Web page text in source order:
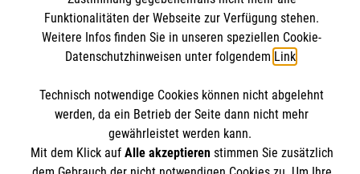
Malteser International
Spendenkonto
Empfänger: Malteser Hilfsdienst e.V.
IBAN: DE02 3706 0120 1201 2148 03
BIC: GENODED1PA7
Pax Bank Köln
Soziale Netzwerke
Der Malteser Hilfsdienst e.V. ist als eingetragene
Funktionalitäten der Webseite zur Verfügung stehen.
Weitere Infos finden Sie in unseren speziellen Cookie-
Datenschutzhinweisen unter folgendem Link.
Technisch notwendige Cookies können nicht abgelehnt
werden, da ein Betrieb der Seite dann nicht mehr
gewährleistet werden kann.
Mit dem Klick auf Alle akzeptierenstimmen Sie zusätzlich